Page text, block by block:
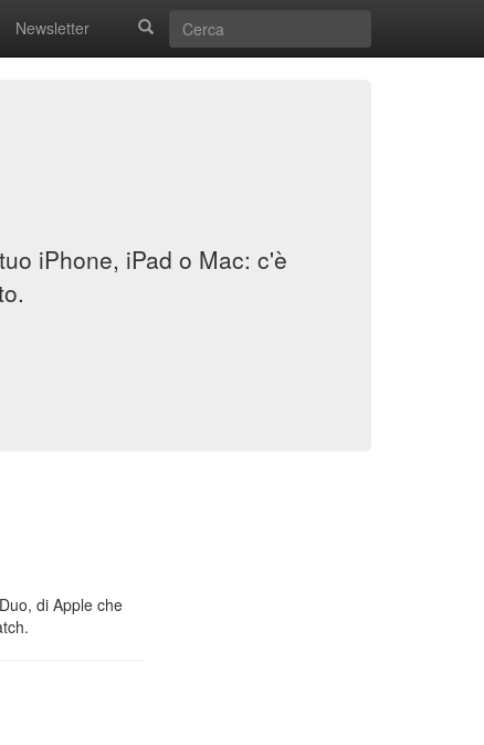
Newsletter
iPhone, iPad o Mac: c'è
di Apple che